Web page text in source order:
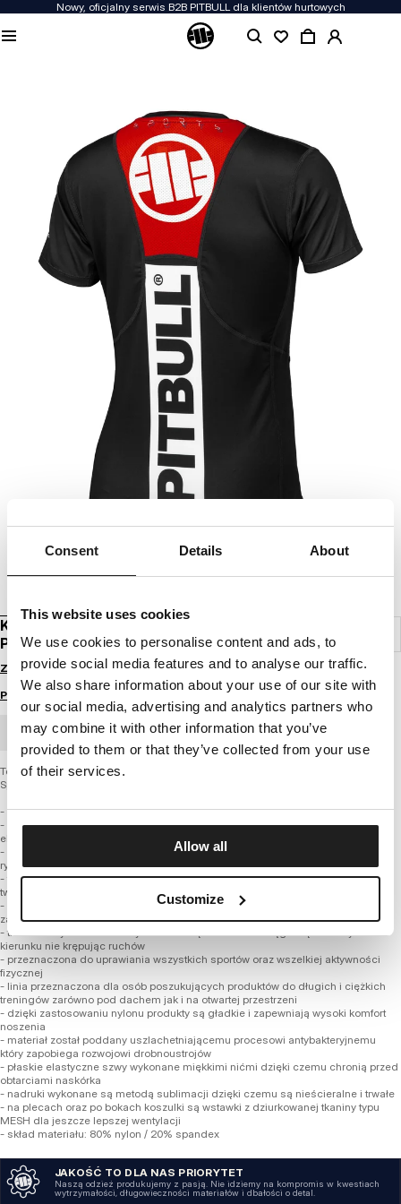
Consent Details About
This website uses cookies
We use cookies to personalise content and ads, to
provide social media features and to analyse our traffic.
We also share information about your use of our site with
our social media, advertising and analytics partners who
may combine it with other information that you’ve
provided to them or that they’ve collected from your use
of their services.
Allow all
Customize
Nowy, oficjalny serwis B2B PITBULL dla klientów hurtowych
KOSZULKA DAMSKA MESH PERFORMANCE PRO
PLUS HILLTOP SPORTS
Zaloguj się by zobaczyć ceny
Przewodnik po rozmiarach
ZAMÓWIENIE HURTOWE
Techniczna damska koszulka sportowa – Mesh Performance Pro plus Hilltop
Sports
- luźniejszy taliowany krój
- wykonana z najwyższej jakości włókien poliamidowych z dodatkiem
elastycznej przędzy
- znacznie szlachetniejsza mieszanka tkaniny niż powszechnie występujące na
rynku
- termo aktywna i oddychająca dzięki czemu doskonale odprowadza ciepło z
twojej skóry, powodując uczucie przyjemnego chłodu
- szybkoschnący materiał pomaga utrzymać higienę i nie powoduję przykrego
zapachu
- tkanina z systemem 4-way stretch dzięki czemu rozciąga się w każdym
kierunku nie krępując ruchów
- przeznaczona do uprawiania wszystkich sportów oraz wszelkiej aktywności
fizycznej
- linia przeznaczona dla osób poszukujących produktów do długich i ciężkich
treningów zarówno pod dachem jak i na otwartej przestrzeni
- dzięki zastosowaniu nylonu produkty są gładkie i zapewniają wysoki komfort
noszenia
- materiał został poddany uszlachetniającemu procesowi antybakteryjnemu
który zapobiega rozwojowi drobnoustrojów
- płaskie elastyczne szwy wykonane miękkimi nićmi dzięki czemu chronią przed
obtarciami naskórka
- nadruki wykonane są metodą sublimacji dzięki czemu są nieścieralne i trwałe
- na plecach oraz po bokach koszulki są wstawki z dziurkowanej tkaniny typu
MESH dla jeszcze lepszej wentylacji
- skład materiału: 80% nylon / 20% spandex
JAKOŚĆ TO DLA NAS PRIORYTET
Naszą odzież produkujemy z pasją. Nie idziemy na kompromis w kwestiach
wytrzymałości, długowieczności materiałów i dbałości o detal.